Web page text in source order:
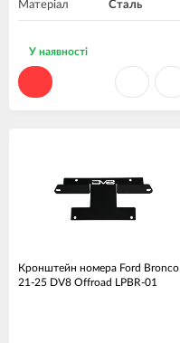
Матеріал Сталь
У наявності
Кронштейн номера Ford Bronco
21-25 DV8 Offroad LPBR-01